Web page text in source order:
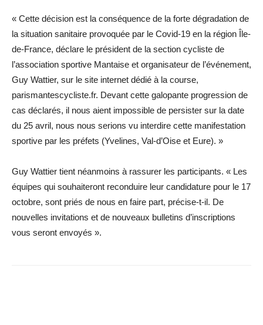
« Cette décision est la conséquence de la forte dégradation de
la situation sanitaire provoquée par le Covid-19 en la région Île-
de-France, déclare le président de la section cycliste de
l’association sportive Mantaise et organisateur de l’événement,
Guy Wattier, sur le site internet dédié à la course,
parismantescycliste.fr. Devant cette galopante progression de
cas déclarés, il nous aient impossible de persister sur la date
du 25 avril, nous nous serions vu interdire cette manifestation
sportive par les préfets (­Yvelines, Val-d’Oise et Eure). »
Guy Wattier tient néanmoins à rassurer les participants. « Les
équipes qui souhaiteront reconduire leur candidature pour le 17
octobre, sont priés de nous en faire part, précise-t-il. De
nouvelles invitations et de nouveaux bulletins ­d’inscriptions
vous seront envoyés ».